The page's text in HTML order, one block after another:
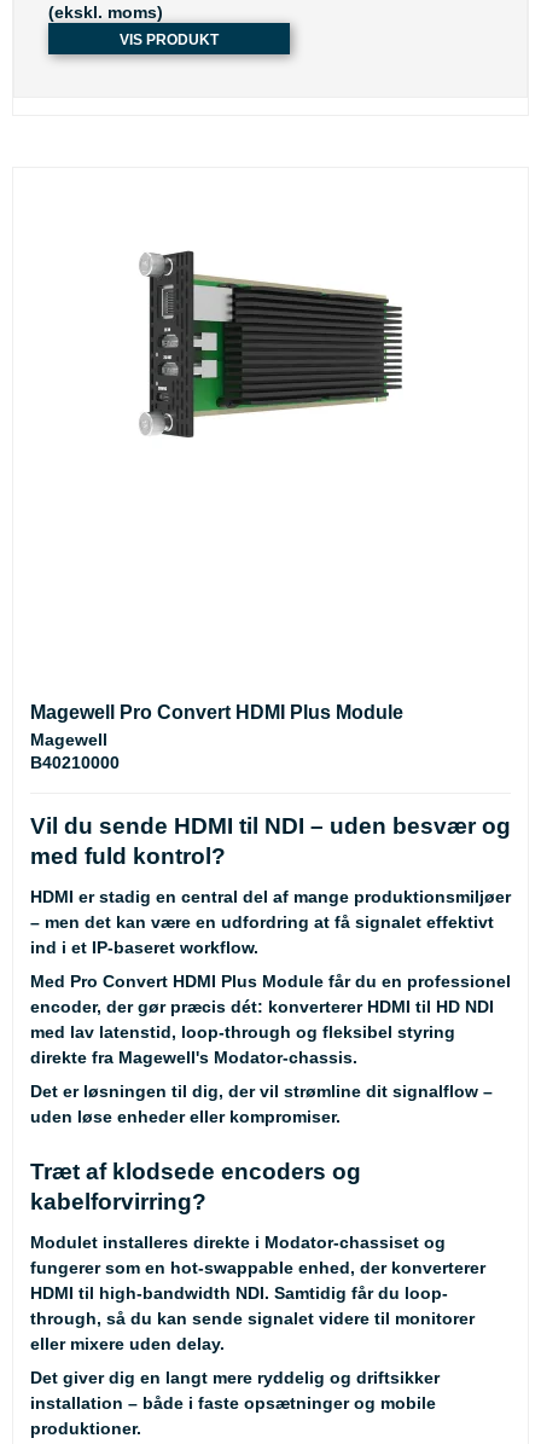
(ekskl. moms)
VIS PRODUKT
Magewell Pro Convert HDMI Plus Module
Magewell
B40210000
Vil du sende HDMI til NDI – uden besvær og
med fuld kontrol?
HDMI er stadig en central del af mange produktionsmiljøer
– men det kan være en udfordring at få signalet effektivt
ind i et IP-baseret workflow.
Med Pro Convert HDMI Plus Module får du en professionel
encoder, der gør præcis dét: konverterer HDMI til HD NDI
med lav latenstid, loop-through og fleksibel styring
direkte fra Magewell's Modator-chassis.
Det er løsningen til dig, der vil strømline dit signalflow –
uden løse enheder eller kompromiser.
Træt af klodsede encoders og
kabelforvirring?
Modulet installeres direkte i Modator-chassiset og
fungerer som en hot-swappable enhed, der konverterer
HDMI til high-bandwidth NDI. Samtidig får du loop-
through, så du kan sende signalet videre til monitorer
eller mixere uden delay.
Det giver dig en langt mere ryddelig og driftsikker
installation – både i faste opsætninger og mobile
produktioner.